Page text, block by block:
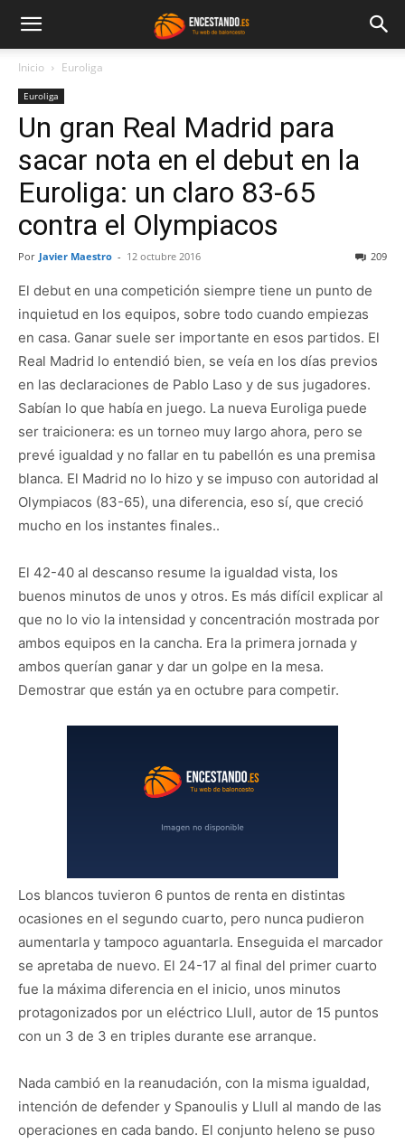
Inicio Euroliga
Euroliga
Un gran Real Madrid para
sacar nota en el debut en la
Euroliga: un claro 83-65
contra el Olympiacos
Por Javier Maestro - 12 octubre 2016 209
El debut en una competición siempre tiene un punto de
inquietud en los equipos, sobre todo cuando empiezas
en casa. Ganar suele ser importante en esos partidos. El
Real Madrid lo entendió bien, se veía en los días previos
en las declaraciones de Pablo Laso y de sus jugadores.
Sabían lo que había en juego. La nueva Euroliga puede
ser traicionera: es un torneo muy largo ahora, pero se
prevé igualdad y no fallar en tu pabellón es una premisa
blanca. El Madrid no lo hizo y se impuso con autoridad al
Olympiacos (83-65), una diferencia, eso sí, que creció
mucho en los instantes finales..
El 42-40 al descanso resume la igualdad vista, los
buenos minutos de unos y otros. Es más difícil explicar al
que no lo vio la intensidad y concentración mostrada por
ambos equipos en la cancha. Era la primera jornada y
ambos querían ganar y dar un golpe en la mesa.
Demostrar que están ya en octubre para competir.
Los blancos tuvieron 6 puntos de renta en distintas
ocasiones en el segundo cuarto, pero nunca pudieron
aumentarla y tampoco aguantarla. Enseguida el marcador
se apretaba de nuevo. El 24-17 al final del primer cuarto
fue la máxima diferencia en el inicio, unos minutos
protagonizados por un eléctrico Llull, autor de 15 puntos
con un 3 de 3 en triples durante ese arranque.
Nada cambió en la reanudación, con la misma igualdad,
intención de defender y Spanoulis y Llull al mando de las
operaciones en cada bando. El conjunto heleno se puso